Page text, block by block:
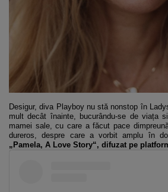
Desigur, diva Playboy nu stă nonstop în
mult decât înainte, bucurându-se de viața
mamei sale, cu care a făcut pace
dureros, despre care a vorbit amplu în
„Pamela, A Love Story“, difuzat pe